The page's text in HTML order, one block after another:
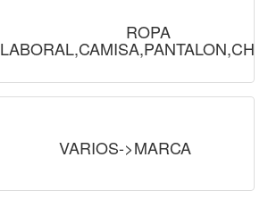
ROPA
VARIOS->MARCA